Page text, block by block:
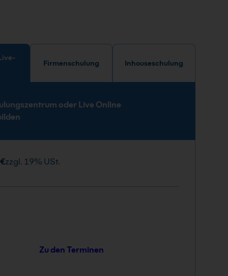
Firmenschulung Inhouseschulung
oder Live Online
zzgl. 19% USt.
Zu den Terminen